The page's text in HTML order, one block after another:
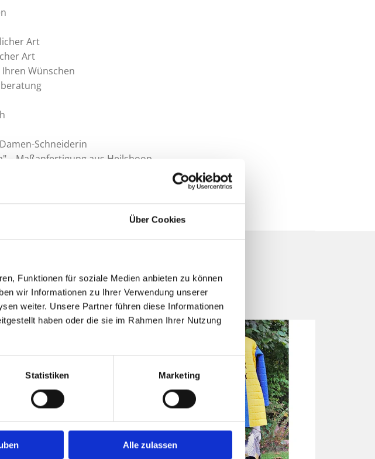
Über Cookies
Funktionen für soziale Medien anbieten zu können
wir Informationen zu Ihrer Verwendung unserer
weiter. Unsere Partner führen diese Informationen
haben oder die sie im Rahmen Ihrer Nutzung
Statistiken Marketing
Alle zulassen
Art
Art
Wünschen
Schneiderin
– Maßanfertigung aus Heilshoop